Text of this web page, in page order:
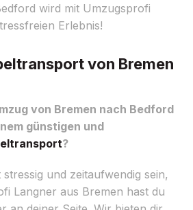
wird mit Umzugsprofi
Erlebnis!
von Bremen
von Bremen nach Bedford
günstigen und
?
und zeitaufwendig sein,
Langner aus Bremen hast du